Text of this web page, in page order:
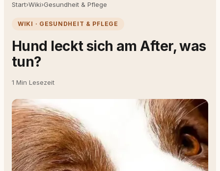
Start›Wiki›Gesundheit & Pflege
WIKI · GESUNDHEIT & PFLEGE
Hund leckt sich am After, was
tun?
1 Min Lesezeit